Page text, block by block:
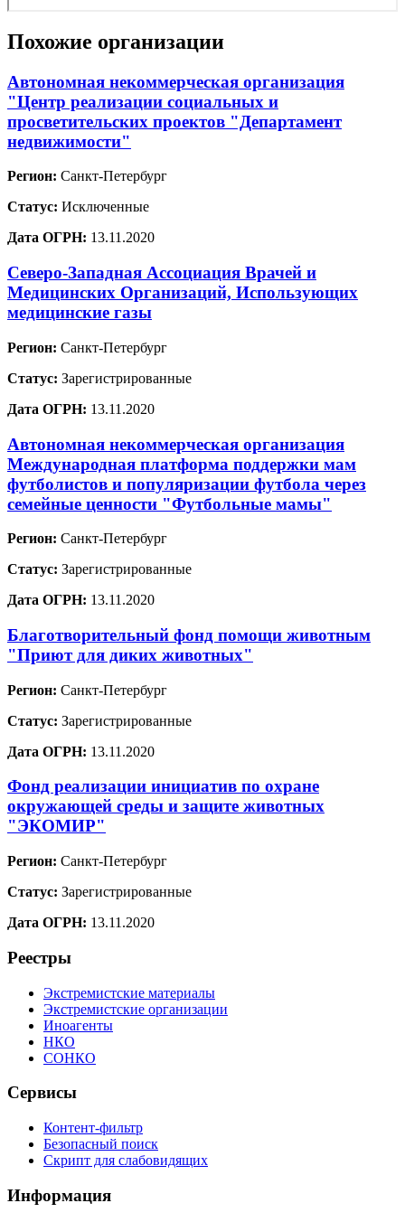
Похожие организации
Автономная некоммерческая организация
"Центр реализации социальных и
просветительских проектов "Департамент
недвижимости"
Регион: Санкт-Петербург
Статус: Исключенные
Дата ОГРН: 13.11.2020
Северо-Западная Ассоциация Врачей и
Медицинских Организаций, Использующих
медицинские газы
Регион: Санкт-Петербург
Статус: Зарегистрированные
Дата ОГРН: 13.11.2020
Автономная некоммерческая организация
Международная платформа поддержки мам
футболистов и популяризации футбола через
семейные ценности "Футбольные мамы"
Регион: Санкт-Петербург
Статус: Зарегистрированные
Дата ОГРН: 13.11.2020
Благотворительный фонд помощи животным
"Приют для диких животных"
Регион: Санкт-Петербург
Статус: Зарегистрированные
Дата ОГРН: 13.11.2020
Фонд реализации инициатив по охране
окружающей среды и защите животных
"ЭКОМИР"
Регион: Санкт-Петербург
Статус: Зарегистрированные
Дата ОГРН: 13.11.2020
Реестры
Экстремистские материалы
Экстремистские организации
Иноагенты
НКО
СОНКО
Сервисы
Контент-фильтр
Безопасный поиск
Скрипт для слабовидящих
Информация